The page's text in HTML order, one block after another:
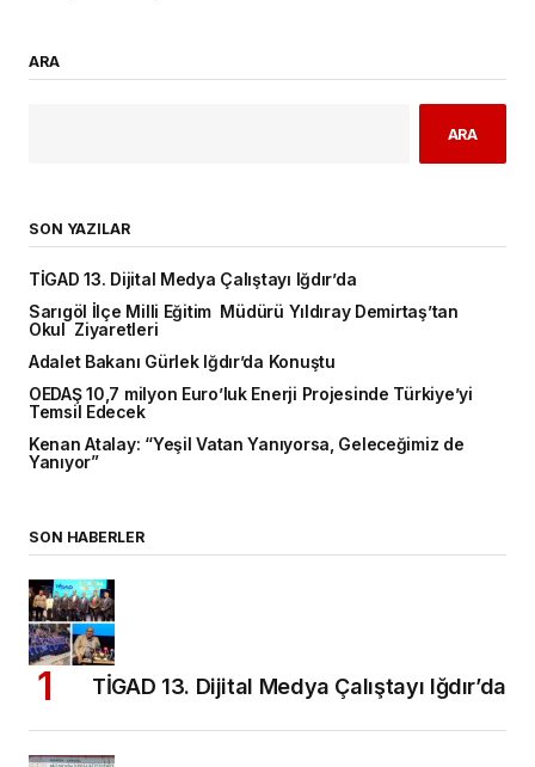
ARA
ARA
SON YAZILAR
TİGAD 13. Dijital Medya Çalıştayı Iğdır’da
Sarıgöl İlçe Milli Eğitim Müdürü Yıldıray Demirtaş’tan
Okul Ziyaretleri
Adalet Bakanı Gürlek Iğdır’da Konuştu
OEDAŞ 10,7 milyon Euro’luk Enerji Projesinde Türkiye’yi
Temsil Edecek
Kenan Atalay: “Yeşil Vatan Yanıyorsa, Geleceğimiz de
Yanıyor”
SON HABERLER
TİGAD 13. Dijital Medya Çalıştayı Iğdır’da